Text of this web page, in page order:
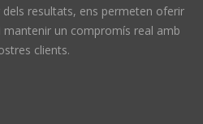
resultats, ens permeten oferir
mantenir un compromís real amb
clients.